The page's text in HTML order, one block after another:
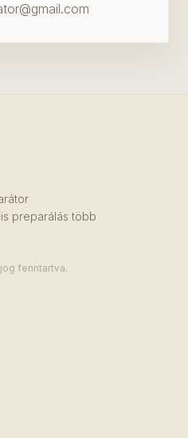
preparálás több
fenntartva.